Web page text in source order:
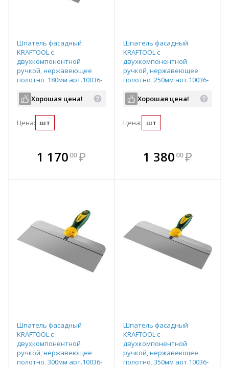
Шпатель фасадный
KRAFTOOL с
двухкомпонентной
ручкой, нержавеющее
полотно, 180мм арт.10036-
Хорошая цена!
Цена: шт
1 170 00 ₽
В комплекте
всегда выгоднее!
Шпатель фасадный
KRAFTOOL с
двухкомпонентной
ручкой, нержавеющее
полотно, 250мм арт.10036-
Хорошая цена!
Цена: шт
В комплекте
всегда выгоднее!
1 380 00 ₽
Шпатель фасадный
KRAFTOOL с
двухкомпонентной
ручкой, нержавеющее
полотно, 300мм арт.10036-
Шпатель фасадный
KRAFTOOL с
двухкомпонентной
ручкой, нержавеющее
полотно, 350мм арт.10036-